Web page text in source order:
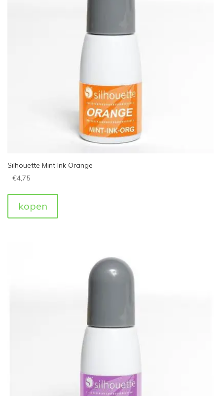
Silhouette Mint Ink Orange
€4,75
kopen